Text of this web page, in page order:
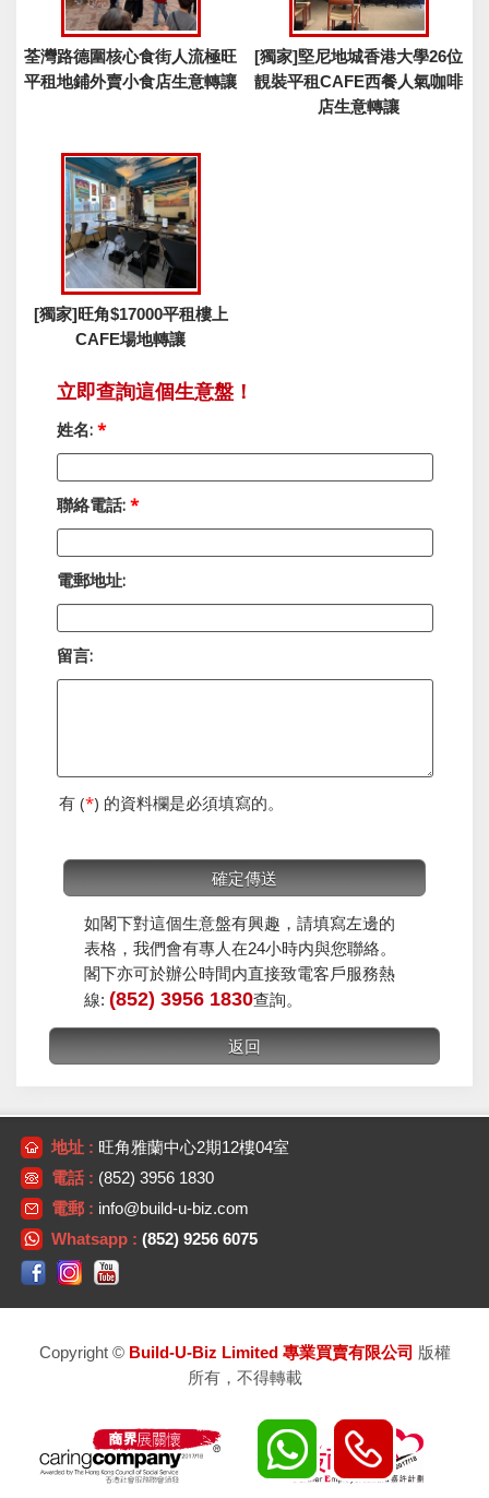
荃灣路德圍核心食街人流極旺
平租地鋪外賣小食店生意轉讓
[獨家]堅尼地城香港大學26位
靚裝平租CAFE西餐人氣咖啡
店生意轉讓
[獨家]旺角$17000平租樓上
CAFE場地轉讓
立即查詢這個生意盤！
姓名: *
聯絡電話: *
電郵地址:
留言:
有 (*) 的資料欄是必須填寫的。
如閣下對這個生意盤有興趣，請填寫左邊的
表格，我們會有專人在24小時内與您聯絡。
閣下亦可於辦公時間内直接致電客戶服務熱
線: (852) 3956 1830查詢。
地址 : 旺角雅蘭中心2期12樓04室
電話 : (852) 3956 1830
電郵 : info@build-u-biz.com
Whatsapp : (852) 9256 6075
Copyright © Build-U-Biz Limited 專業買賣有限公司 版權
所有，不得轉載